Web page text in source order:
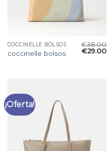
COCCINELLE BOLSOS
coccinelle bolsos
€38.00
€29.00
¡Oferta!